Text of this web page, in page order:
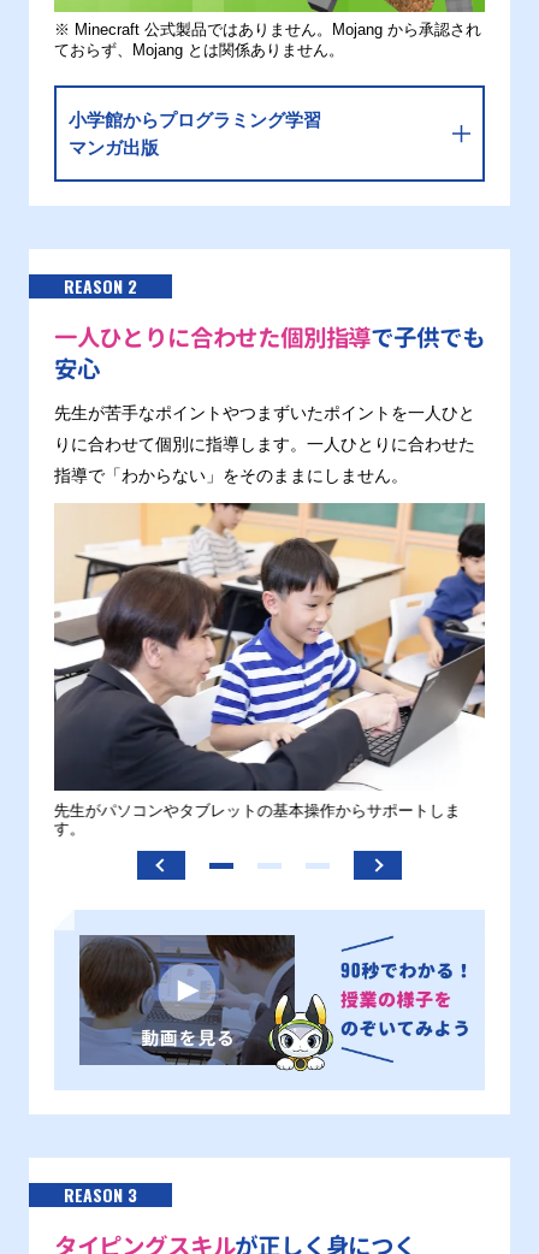
※ Minecraft 公式製品ではありません。Mojang から承認され
ておらず、Mojang とは関係ありません。
小学館からプログラミング学習
マンガ出版
REASON 2
一人ひとりに合わせた個別指導で子供でも
安心
先生が苦手なポイントやつまずいたポイントを一人ひと
りに合わせて個別に指導します。一人ひとりに合わせた
指導で「わからない」をそのままにしません。
先生がパソコンやタブレットの基本操作からサポートしま
す。
REASON 3
タイピングスキルが正しく身につく